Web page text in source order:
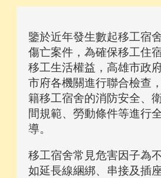
鑒於近年發生數起移工宿
傷亡案件，為確保移工住
移工生活權益，高雄市政
市府各機關進行聯合檢查
籍移工宿舍的消防安全、
間規範、勞動條件等進行
導。
移工宿舍常見危害因子為
如延長線綑綁、串接及插